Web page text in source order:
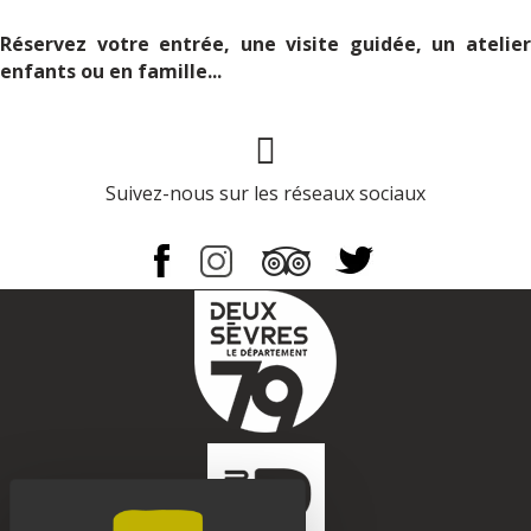
Réservez votre entrée, une visite guidée, un atelier
enfants ou en famille...
Page Facebook
Suivez-nous sur les réseaux sociaux